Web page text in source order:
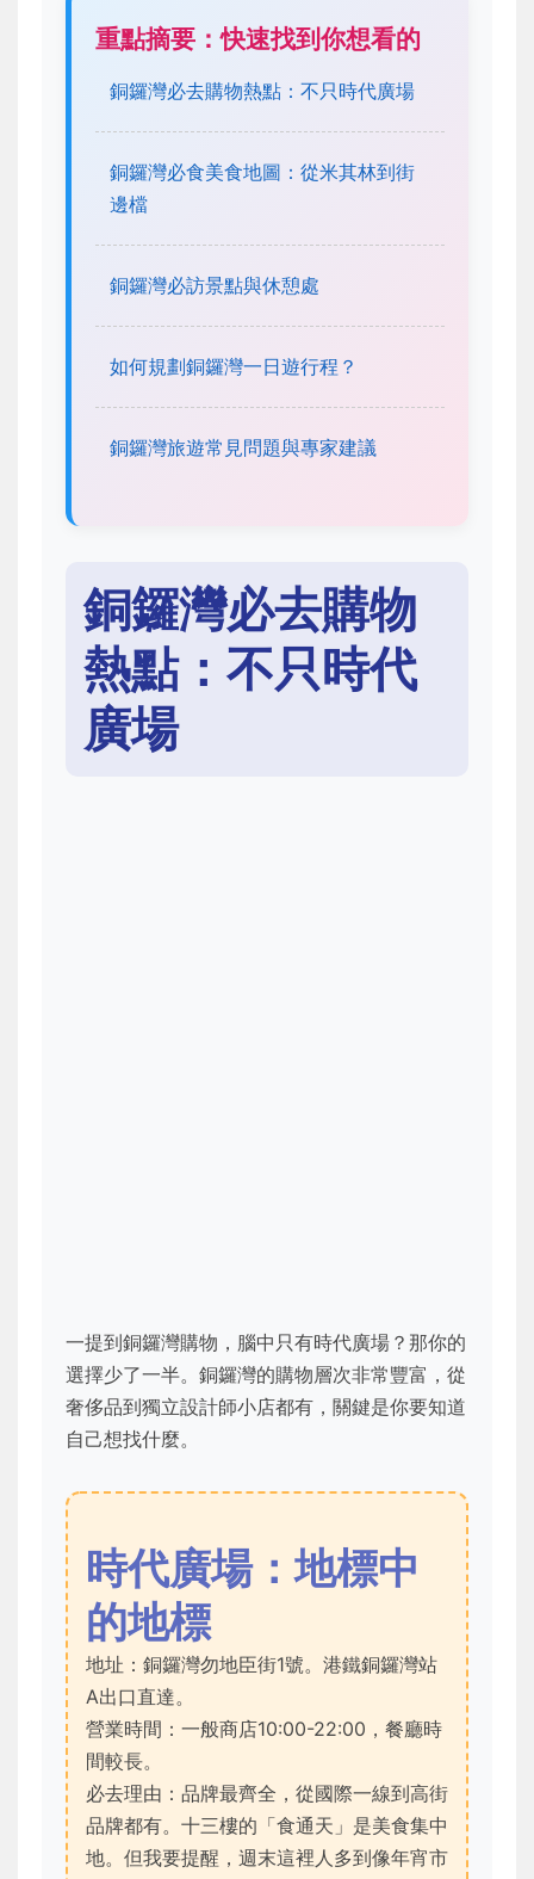
重點摘要：快速找到你想看的
銅鑼灣必去購物熱點：不只時代廣場
銅鑼灣必食美食地圖：從米其林到街
邊檔
銅鑼灣必訪景點與休憩處
如何規劃銅鑼灣一日遊行程？
銅鑼灣旅遊常見問題與專家建議
銅鑼灣必去購物
熱點：不只時代
廣場
一提到銅鑼灣購物，腦中只有時代廣場？那你的
選擇少了一半。銅鑼灣的購物層次非常豐富，從
奢侈品到獨立設計師小店都有，關鍵是你要知道
自己想找什麼。
時代廣場：地標中
的地標
地址：銅鑼灣勿地臣街1號。港鐵銅鑼灣站
A出口直達。
營業時間：一般商店10:00-22:00，餐廳時
間較長。
必去理由：品牌最齊全，從國際一線到高街
品牌都有。十三樓的「食通天」是美食集中
地。但我要提醒，週末這裡人多到像年宵市